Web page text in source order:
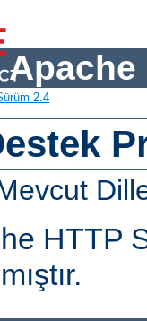
Apache
2.4
HTTP